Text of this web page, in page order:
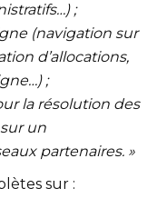
;
(navigation sur
d’allocations,
;
la résolution des
un
partenaires. »
sur :